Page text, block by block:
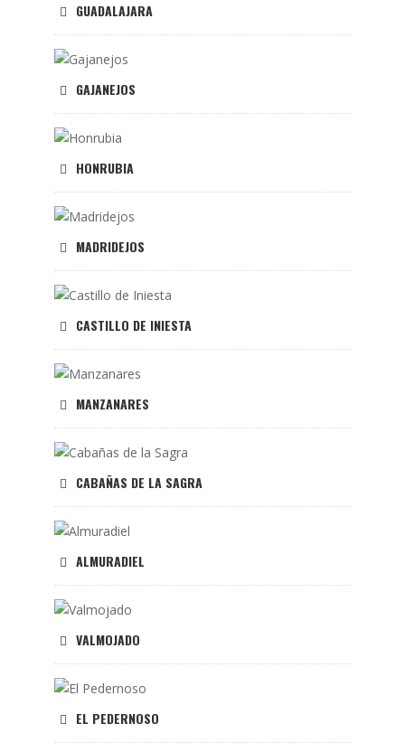
GUADALAJARA
GAJANEJOS
HONRUBIA
MADRIDEJOS
CASTILLO DE INIESTA
MANZANARES
CABAÑAS DE LA SAGRA
ALMURADIEL
VALMOJADO
EL PEDERNOSO